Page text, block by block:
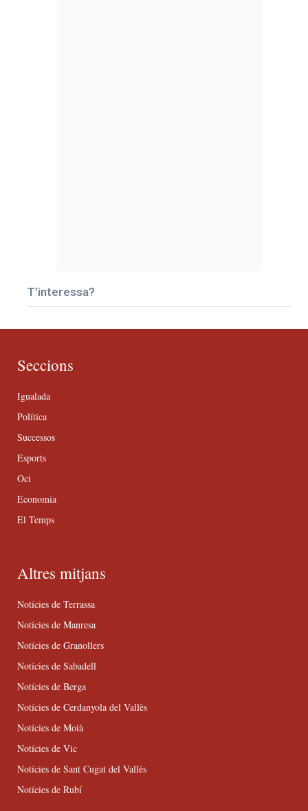
T’interessa?
Seccions
Igualada
Política
Successos
Esports
Oci
Economia
El Temps
Altres mitjans
Notícies de Terrassa
Notícies de Manresa
Notícies de Granollers
Notícies de Sabadell
Notícies de Berga
Notícies de Cerdanyola del Vallès
Notícies de Moià
Notícies de Vic
Notícies de Sant Cugat del Vallès
Notícies de Rubí